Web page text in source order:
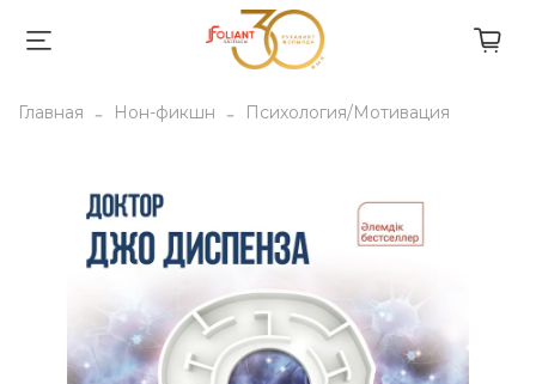
Главная Нон-фикшн Психология/Мотивация